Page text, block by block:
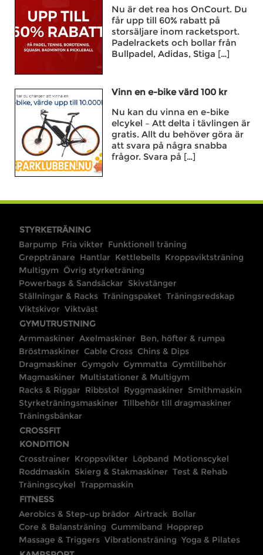
Nu är det rea hos OnCourt. Du
får upp till 60% rabatt på
storsäljare inom racketsport.
Padelrackets och bollar från
Bullpadel, Adidas, Stiga […]
Vinn en e-bike värd 100 kr
Nu kan du vinna en e-bike
elcykel – Att delta i tävlingen är
gratis. Allt du behöver göra är
att svara på några snabba
frågor. Svara på […]
STYRKETRÄNING
Barpump Fria vikter Funktionell träning
Grepptränare Hantlar Kettlebells Kroppsviktsträning
Multigym Övrig styrketräning
Powerbags & Sandsäckar Skivstänger
Ställningar & Racks Träningspaket Träningsredskap
Viktskivor Viktväst
GYMUTRUSTNING
Armmaskiner Axelmaskiner Ben, höfter & rumpa
Bröstmaskiner Cable Cross Chins & Dips
Dragmaskiner Gymgolv Gymmatta Gymtillbehör
Magmaskiner Multistationer & Multigym
Racks & Riggar Ribbstol Ryggmaskiner Smithmaskin
Styrketräningsmaskiner Tillbehör till dragmaskiner
Träningsbänkar
CROSSFIT
KONDITION
Crosstrainer Kroppsvikter Löpband Motionscykel
Roddmaskin Skierg & Stakmaskiner Test & Rehab
Träningscykel Trappmaskin
FITNESS
Aerobics & Step-up brädor Airtrack Bollar
Core & Balansträning Gummiband Hopprep
Massage & Triggers Vibrationsträning Yoga & Pilates